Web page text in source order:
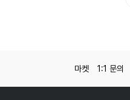
마켓 1:1 문의